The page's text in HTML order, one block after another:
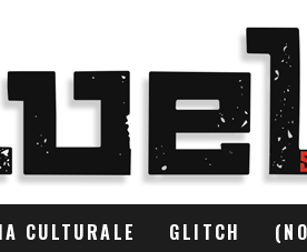
CULTURALE GLITCH